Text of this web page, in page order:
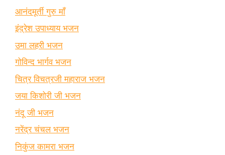
आनंदमूर्ती गुरु माँ
इंद्रेश उपाध्याय भजन
उमा लहरी भजन
गोविन्द भार्गव भजन
चित्र विचत्रजी महाराज भजन
जया किशोरी जी भजन
नंदू जी भजन
नरेंद्र चंचल भजन
निकुंज कामरा भजन